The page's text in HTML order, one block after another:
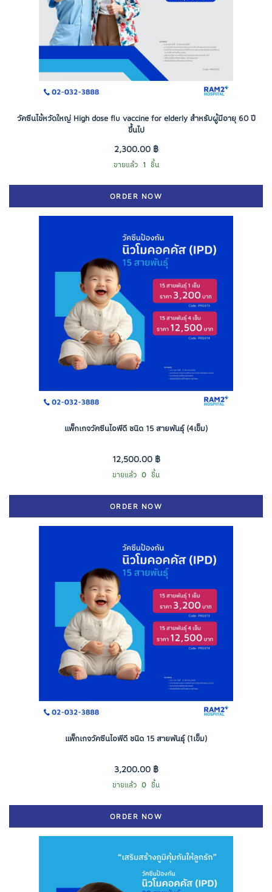
วัคซีนไข้หวัดใหญ่ High dose flu vaccine for elderly สำหรับผู้มีอายุ 60 ปี
ขึ้นไป
2,300.00 ฿
ขายแล้ว 1 ชิ้น
ORDER NOW
แพ็กเกจวัคซีนไอพีดี ชนิด 15 สายพันธุ์ (4เข็ม)
12,500.00 ฿
ขายแล้ว 0 ชิ้น
ORDER NOW
แพ็กเกจวัคซีนไอพีดี ชนิด 15 สายพันธุ์ (1เข็ม)
3,200.00 ฿
ขายแล้ว 0 ชิ้น
ORDER NOW